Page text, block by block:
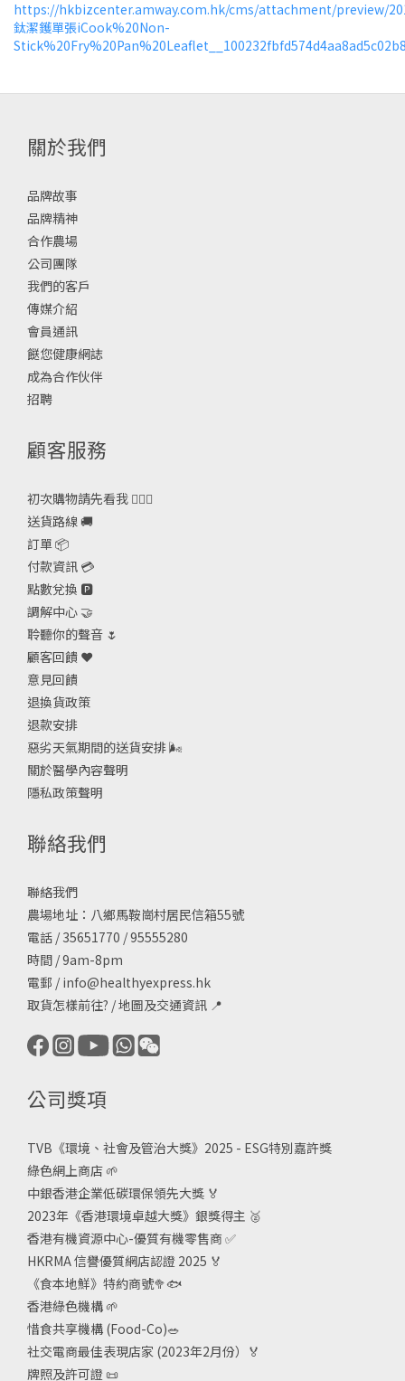
https://hkbizcenter.amway.com.hk/cms/attachment/preview/
鈦潔鑊單張iCook%20Non-
關於我們
品牌故事
品牌精神
合作農場
公司團隊
我們的客戶
傳媒介紹
會員通訊
餸您健康網誌
成為合作伙伴
招聘
顧客服務
初次購物請先看我 🙋🏻‍♀️
送貨路線 🚚
訂單 📦
付款資訊 💳
點數兌換 🅿️
調解中心 🤝
聆聽你的聲音 🌷
顧客回饋 ❤️
意見回饋
退換貨政策
退款安排
惡劣天氣期間的送貨安排🌬
關於醫學內容聲明
隱私政策聲明
聯絡我們
聯絡我們
農場地址：八鄉馬鞍崗村居民信箱55號
電話 / 35651770 / 95555280
時間 / 9am-8pm
電郵 / info@healthyexpress.hk
取貨怎樣前往? /地圖及交通資訊 📍
公司獎項
TVB《環境、社會及管治大獎》2025 - ESG特別嘉許獎
綠色網上商店 🌱
中銀香港企業低碳環保領先大獎 🏅
2023年《香港環境卓越大獎》銀獎得主 🥈
香港有機資源中心-優質有機零售商✅
HKRMA 信譽優質網店認證 2025 🏅
《食本地鮮》特約商號🥦🐟
香港綠色機構 🌱
惜食共享機構 (Food-Co)🥗
社交電商最佳表現店家 (2023年2月份）🏅
牌照及許可證 📜